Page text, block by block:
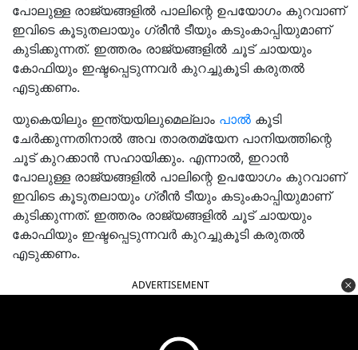
പോലുള്ള രാജ്യങ്ങളിൽ പാലിന്റെ ഉപയോഗം കുറവാണ്
ഇവിടെ കൂടുതലായും ഗ്രീൻ ടീയും കടുംകാപ്പിയുമാണ്
കുടിക്കുന്നത്. ഇത്തരം രാജ്യങ്ങളിൽ ചൂട് ചായയും
കോഫിയും ഇഷ്ടപ്പെടുന്നവർ കുറച്ചുകൂടി കരുതൽ
എടുക്കണം.
യുകെയിലും ഇന്ത്യയിലുമെല്ലാം പാൽ കൂടി
ചേർക്കുന്നതിനാൽ അവ താരതമ്യേന പാനിയത്തിന്റെ
ചൂട് കുറക്കാൻ സഹായിക്കും. എന്നാൽ, ഇറാൻ
പോലുള്ള രാജ്യങ്ങളിൽ പാലിന്റെ ഉപയോഗം കുറവാണ്
ഇവിടെ കൂടുതലായും ഗ്രീൻ ടീയും കടുംകാപ്പിയുമാണ്
കുടിക്കുന്നത്. ഇത്തരം രാജ്യങ്ങളിൽ ചൂട് ചായയും
കോഫിയും ഇഷ്ടപ്പെടുന്നവർ കുറച്ചുകൂടി കരുതൽ
എടുക്കണം.
ADVERTISEMENT